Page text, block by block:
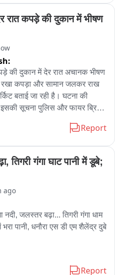
કલરવાળા ચાઇનીઝ
તેલ, એક્સપાયરી પેકિંગ ફૂડ
નાશ કરવામાં આવ્યો
નિયમોનું ઉલ્લંઘન કરનારા
સ્થળ પર જ દંડ વસૂલ્યો
કરનાર સામે વધુ કડક
આપી..
रात कपड़े की दुकान में भीषण
की दुकान में देर रात अचानक भीषण
कपड़ा और सामान जलकर राख
बताई जा रही है। घटना की
इसकी सूचना पुलिस और फायर ब्रिगेड
दौरान दुकान में रखा सामान जलकर
Report
तिगरी गंगा घाट पानी में डूबे;
ago
जलस्तर बढ़ा... तिगरी गंगा धाम
भरा पानी, धनौरा एस डी एम शैलेंद्र दुबे
Report